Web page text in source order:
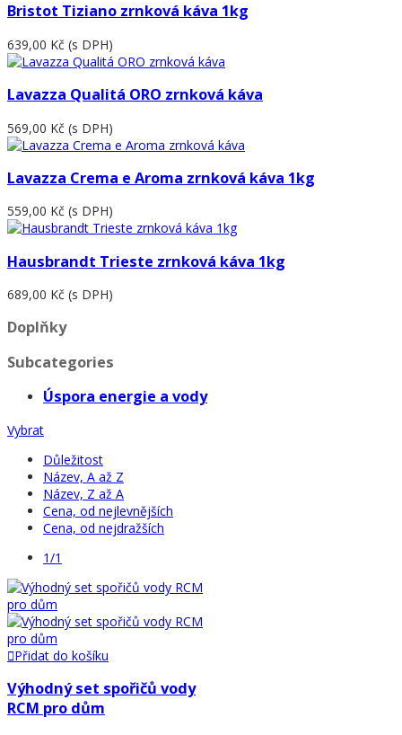
Bristot Tiziano zrnková káva 1kg
639,00 Kč (s DPH)
Lavazza Qualitá ORO zrnková káva
569,00 Kč (s DPH)
Lavazza Crema e Aroma zrnková káva 1kg
559,00 Kč (s DPH)
Hausbrandt Trieste zrnková káva 1kg
689,00 Kč (s DPH)
Doplňky
Subcategories
Úspora energie a vody
Vybrat
Důležitost
Název, A až Z
Název, Z až A
Cena, od nejlevnějších
Cena, od nejdražších
1/1
Přidat do košíku
Výhodný set spořičů vody
RCM pro dům